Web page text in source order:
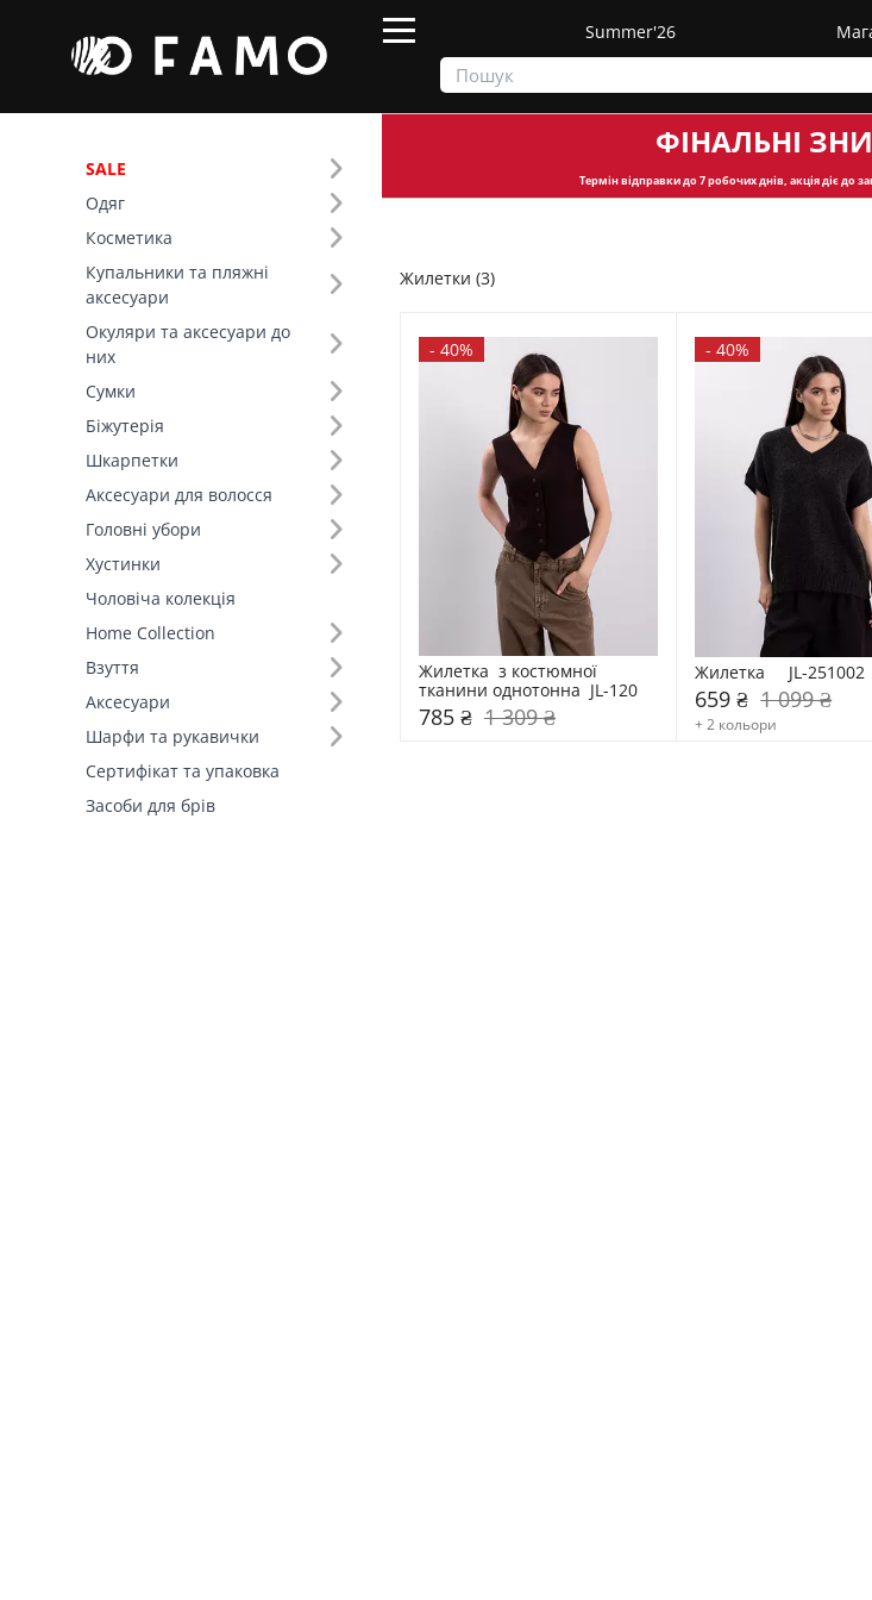
Summer'26
SALE
Одяг
Косметика
Купальники та пляжні
аксесуари
Окуляри та аксесуари до
них
Сумки
Біжутерія
Шкарпетки
Аксесуари для волосся
Головні убори
Хустинки
Чоловіча колекція
Home Collection
Взуття
Аксесуари
Шарфи та рукавички
Сертифікат та упаковка
Засоби для брів
ФІНАЛЬНІ
Термін відправкидо 7 робочих днів, акція діє до
Жилетки
Фільтр
Ціна
SALE
Розмір (6)
Основний колір (5)
Жилетки (3)
- 40%
Жилетка  з костюмної
тканини однотонна  JL-120
785 ₴ 1 309 ₴
-40%
Жилетка     JL-251002
659 ₴ 1 099 ₴
+ 2 кольори